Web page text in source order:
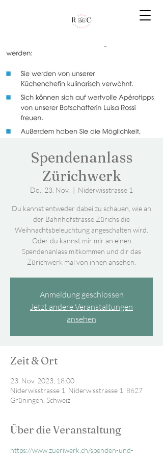
Spendenanlass
Zürichwerk
Do., 23. Nov.
  |
Niderwisstrasse 1
Du kannst entweder dabei zu schauen, wie an
der Bahnhofstrasse Zürichs die
Weihnachtsbeleuchtung angeschalten wird.
Oder du kannst mir mir an einen
Spendenanlass mitkommen und dir das
Zürichwerk mal von innen ansehen.
Anmeldung geschlossen
Jetzt andere Veranstaltungen
ansehen
Zeit & Ort
23. Nov. 2023, 18:00
Niderwisstrasse 1, Niderwisstrasse 1, 8627
Grüningen, Schweiz
Über die Veranstaltung
https://www.zueriwerk.ch/spenden-und-